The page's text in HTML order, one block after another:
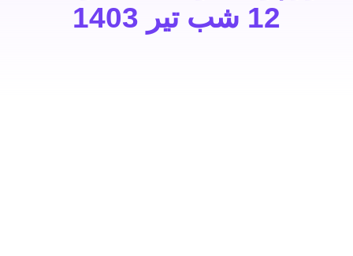
12 شب تیر 1403